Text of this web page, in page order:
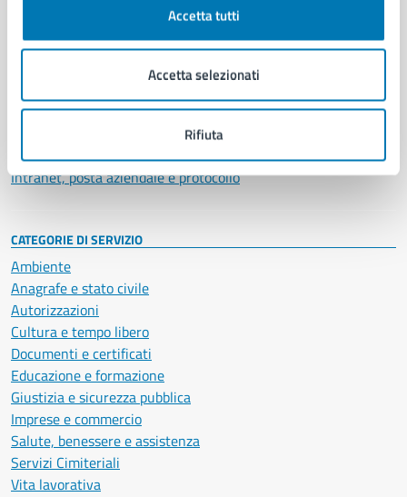
Accetta tutti
Accetta selezionati
Rifiuta
Municipalità
Politici
Documenti e dati
Intranet, posta aziendale e protocollo
CATEGORIE DI SERVIZIO
Ambiente
Anagrafe e stato civile
Autorizzazioni
Cultura e tempo libero
Documenti e certificati
Educazione e formazione
Giustizia e sicurezza pubblica
Imprese e commercio
Salute, benessere e assistenza
Servizi Cimiteriali
Vita lavorativa